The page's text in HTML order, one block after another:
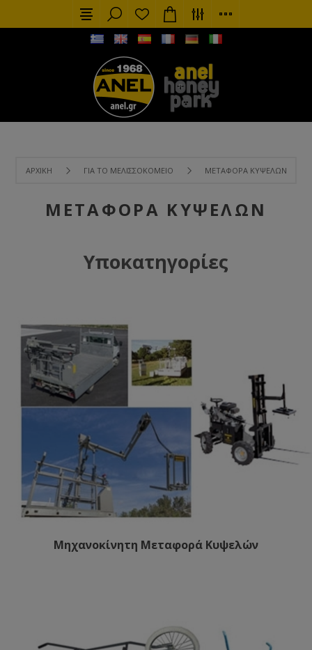
ΑΡΧΙΚΉ ΓΙΑ ΤΟ ΜΕΛΙΣΣΟΚΟΜΕΊΟ ΜΕΤΑΦΟΡΆ ΚΥΨΕΛΏΝ
ΜΕΤΑΦΟΡΆ ΚΥΨΕΛΏΝ
Υποκατηγορίες
Μηχανοκίνητη Μεταφορά Κυψελών